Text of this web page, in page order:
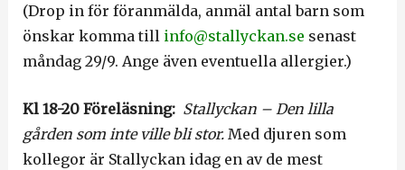
(Drop in för föranmälda, anmäl antal barn som
önskar komma till info@stallyckan.se senast
måndag 29/9. Ange även eventuella allergier.)
Kl 18-20 Föreläsning: Stallyckan – Den lilla
gården som inte ville bli stor. Med djuren som
kollegor är Stallyckan idag en av de mest